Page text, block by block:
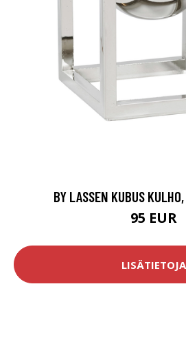
BY LASSEN KUBUS
95 EUR
LISÄTIETOJA